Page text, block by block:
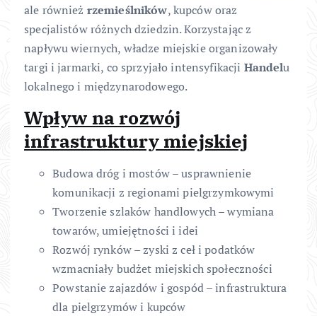
ale również rzemieślników, kupców oraz
specjalistów różnych dziedzin. Korzystając z
napływu wiernych, władze miejskie organizowały
targi i jarmarki, co sprzyjało intensyfikacji Handelu
lokalnego i międzynarodowego.
Wpływ na rozwój
infrastruktury miejskiej
Budowa dróg i mostów – usprawnienie
komunikacji z regionami pielgrzymkowymi
Tworzenie szlaków handlowych – wymiana
towarów, umiejętności i idei
Rozwój rynków – zyski z ceł i podatków
wzmacniały budżet miejskich społeczności
Powstanie zajazdów i gospód – infrastruktura
dla pielgrzymów i kupców